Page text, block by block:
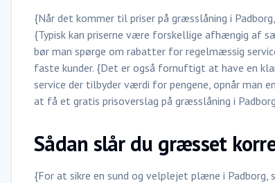
{Når det kommer til priser på græsslåning i
{Typisk kan priserne være forskellige afhængig af
bør man spørge om rabatter for regelmæssig
faste kunder. {Det er også fornuftigt at have en
service der tilbyder værdi for pengene, opnår man
at få et gratis prisoverslag på græsslåning i
Sådan slår du græsset
{For at sikre en sund og velplejet plæne i Padborg,